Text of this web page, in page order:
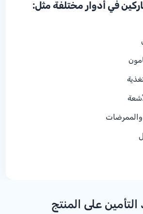
في أدوار مختلفة مثل:
التأمين على المنتج